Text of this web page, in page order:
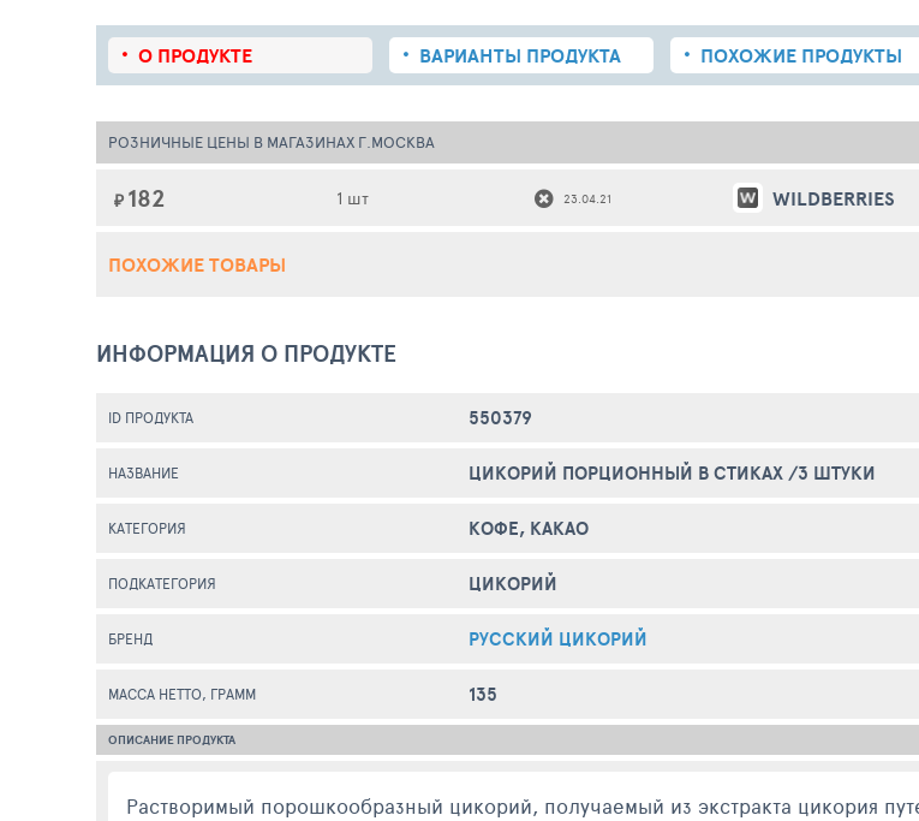
О ПРОДУКТЕ ВАРИАНТЫ ПРОДУКТА ПОХОЖИЕ ПРОДУКТЫ
РОЗНИЧНЫЕ ЦЕНЫ В МАГАЗИНАХ Г.МОСКВА
₽ 182 1 шт 23.04.21 WILDBERRIES
ПОХОЖИЕ ТОВАРЫ
ИНФОРМАЦИЯ О ПРОДУКТЕ
ID ПРОДУКТА 550379
НАЗВАНИЕ ЦИКОРИЙ ПОРЦИОННЫЙ В СТИКАХ /3 ШТУКИ
КАТЕГОРИЯ КОФЕ, КАКАО
ПОДКАТЕГОРИЯ ЦИКОРИЙ
БРЕНД РУССКИЙ ЦИКОРИЙ
МАССА НЕТТО, ГРАММ 135
ОПИСАНИЕ ПРОДУКТА
Растворимый порошкообразный цикорий, получаемый из экстракта цикория